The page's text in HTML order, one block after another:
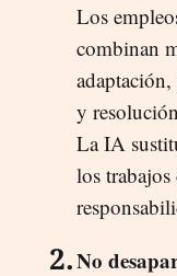
Los
combinan
y
La IA
los
No